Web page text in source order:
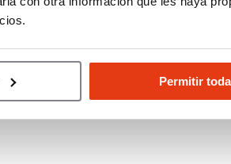
Permitir
Beltrán,